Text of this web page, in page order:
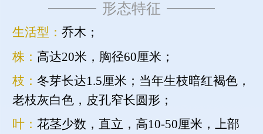
形态特征
生活型： 乔木；
株： 高达20米，胸径60厘米；
枝： 冬芽长达1.5厘米；当年生枝暗红褐色，
老枝灰白色，皮孔窄长圆形；
叶： 花茎少数，直立，高10-50厘米，上部